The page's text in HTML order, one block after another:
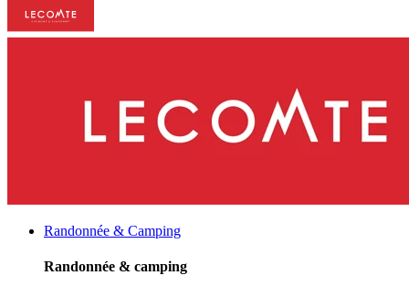
Randonnée & Camping
Randonnée & camping